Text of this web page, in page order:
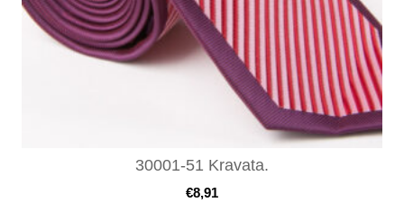
30001-51 Kravata.
€8,91